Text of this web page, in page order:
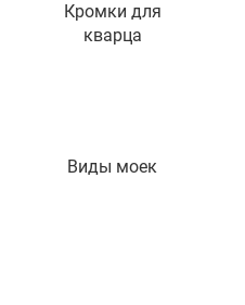
Кромки для
кварца
Виды моек